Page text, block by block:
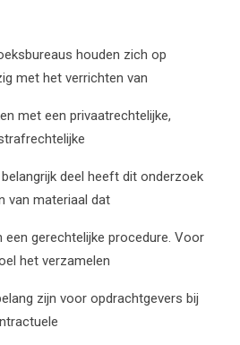
houden zich op
met het verrichten van
met een privaatrechtelijke,
deel heeft dit onderzoek
van materiaal dat
een gerechtelijke procedure. Voor
het verzamelen
zijn voor opdrachtgevers bij